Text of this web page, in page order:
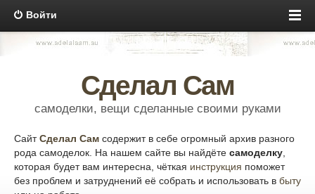
Войти
Сделал Сам
самоделки, вещи сделанные своими руками
СайтСделал Сам содержит в себе огромный архив разного
рода самоделок. На нашем сайте вы найдёте самоделку
которая будет вам интересна, чёткая инструкция поможет
без проблем и затруднений её собрать и использовать в быту